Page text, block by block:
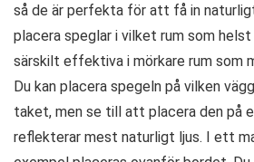
så de är perfekta för att få in
placera speglar i vilket rum som
särskilt effektiva i mörkare rum som
Du kan placera spegeln på vilken
taket, men se till att placera den på
reflekterar mest naturligt ljus. I ett